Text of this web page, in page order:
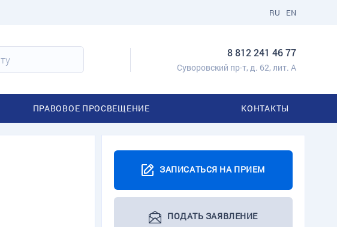
EN
RU
8 812 241 46 77
Суворовский пр-т, д. 62, лит. А
ПРАВОВОЕ ПРОСВЕЩЕНИЕ КОНТАКТЫ
ЗАПИСАТЬСЯ НА ПРИЕМ
ПОДАТЬ ЗАЯВЛЕНИЕ